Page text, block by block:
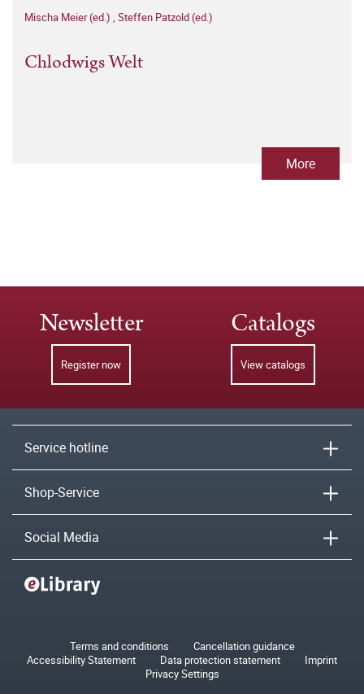
Mischa Meier (ed.) , Steffen Patzold (ed.)
Chlodwigs Welt
More
Newsletter
Register now
Catalogs
View catalogs
Service hotline
Shop-Service
Social Media
Terms and conditions
Cancellation guidance
Accessibility Statement
Data protection statement
Imprint
Privacy Settings